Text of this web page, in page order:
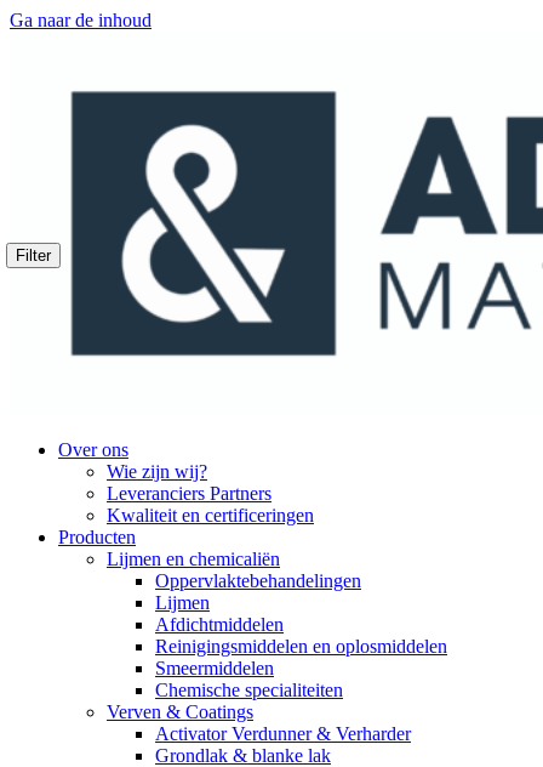
Ga naar de inhoud
Over ons
Wie zijn wij?
Leveranciers Partners
Kwaliteit en certificeringen
Producten
Lijmen en chemicaliën
Oppervlaktebehandelingen
Lijmen
Afdichtmiddelen
Reinigingsmiddelen en oplosmiddelen
Smeermiddelen
Chemische specialiteiten
Verven & Coatings
Activator Verdunner & Verharder
Grondlak & blanke lak
Filter